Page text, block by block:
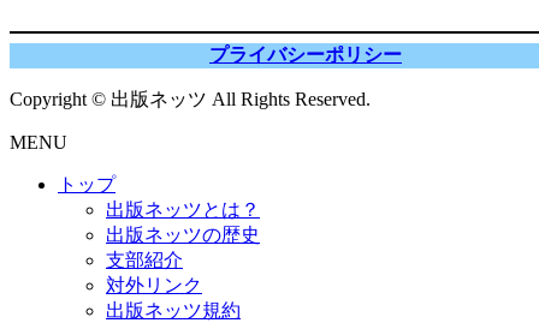
プライバシーポリシー
Copyright © 出版ネッツ All Rights Reserved.
MENU
トップ
出版ネッツとは？
出版ネッツの歴史
支部紹介
対外リンク
出版ネッツ規約